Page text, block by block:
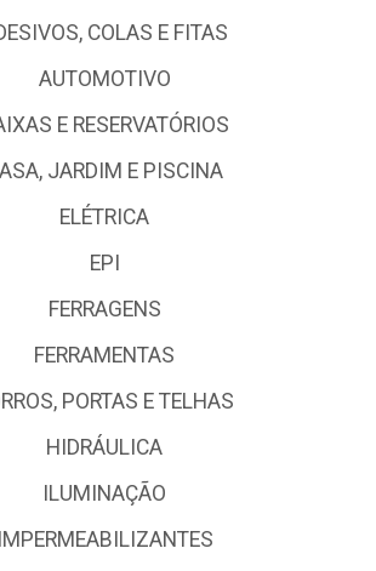
COLAS E FITAS
AUTOMOTIVO
E RESERVATÓRIOS
JARDIM E PISCINA
ELÉTRICA
EPI
FERRAGENS
FERRAMENTAS
PORTAS E TELHAS
HIDRÁULICA
ILUMINAÇÃO
IMPERMEABILIZANTES